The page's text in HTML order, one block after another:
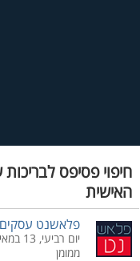
חיפוי פסיפס
האישית
פלאשנט עסקים
יום רביעי, 13 במאי 2026, 17:35
ממומן